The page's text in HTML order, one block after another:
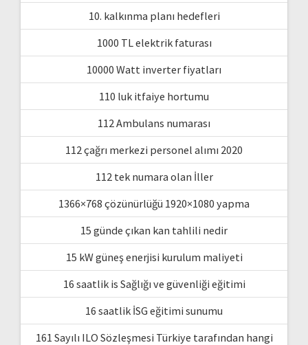
10. kalkınma planı hedefleri
1000 TL elektrik faturası
10000 Watt inverter fiyatları
110 luk itfaiye hortumu
112 Ambulans numarası
112 çağrı merkezi personel alımı 2020
112 tek numara olan İller
1366×768 çözünürlüğü 1920×1080 yapma
15 günde çıkan kan tahlili nedir
15 kW güneş enerjisi kurulum maliyeti
16 saatlik is Sağlığı ve güvenliği eğitimi
16 saatlik İSG eğitimi sunumu
161 Sayılı ILO Sözleşmesi Türkiye tarafından hangi